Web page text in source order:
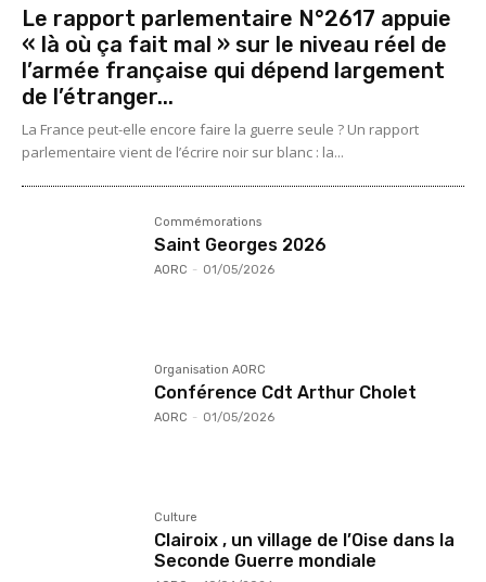
Le rapport parlementaire N°2617 appuie
« là où ça fait mal » sur le niveau réel de
l’armée française qui dépend largement
de l’étranger...
La France peut-elle encore faire la guerre seule ? Un rapport
parlementaire vient de l’écrire noir sur blanc : la...
Commémorations
Saint Georges 2026
AORC - 01/05/2026
Organisation AORC
Conférence Cdt Arthur Cholet
AORC - 01/05/2026
Culture
Clairoix , un village de l’Oise dans la
Seconde Guerre mondiale